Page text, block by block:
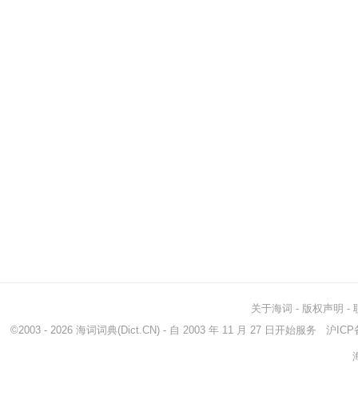
关于海词 - 版权声明 -
©2003 - 2026 海词词典(Dict.CN) - 自 2003 年 11 月 27 日开始服务 沪ICP